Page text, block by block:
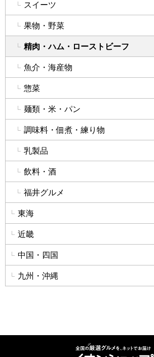
スイーツ
果物・野菜
精肉・ハム・ローストビーフ
魚介・海産物
惣菜
麺類・米・パン
調味料・佃煮・練り物
乳製品
飲料・酒
福井グルメ
東海
近畿
中国・四国
九州・沖縄